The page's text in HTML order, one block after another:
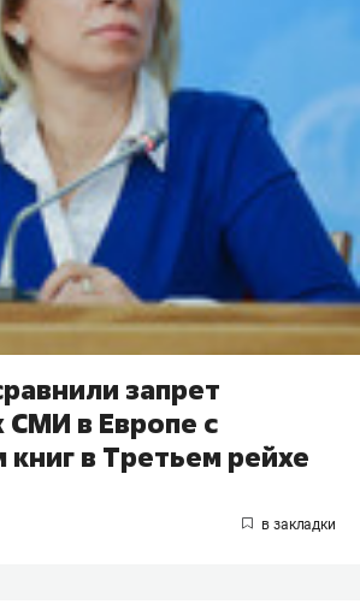
запрет
СМИ в Европе с
в Третьем рейхе